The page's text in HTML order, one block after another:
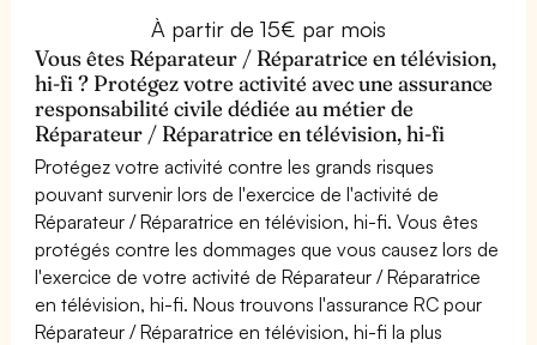
À partir de 15€ par mois
Vous êtes Réparateur / Réparatrice en télévision,
hi-fi ? Protégez votre activité avec une assurance
responsabilité civile dédiée au métier de
Réparateur / Réparatrice en télévision, hi-fi
Protégez votre activité contre les grands risques
pouvant survenir lors de l'exercice de l'activité de
Réparateur / Réparatrice en télévision, hi-fi. Vous êtes
protégés contre les dommages que vous causez lors de
l'exercice de votre activité de Réparateur / Réparatrice
en télévision, hi-fi. Nous trouvons l'assurance RC pour
Réparateur / Réparatrice en télévision, hi-fi la plus